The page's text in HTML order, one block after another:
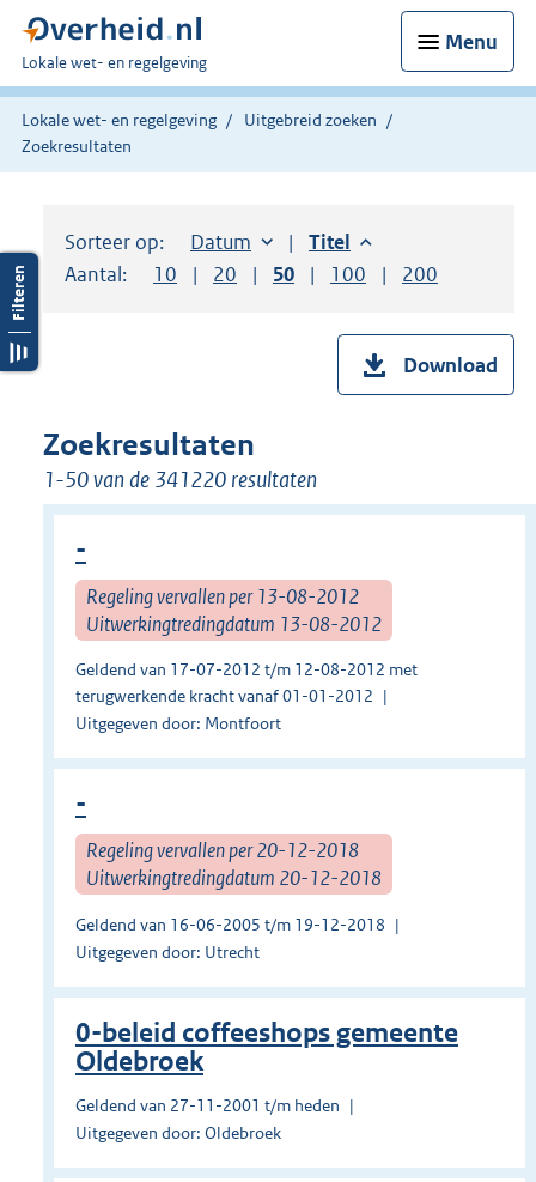
Menu
U
bent
hier:
Lokale wet- en regelgeving
Lokale wet- en regelgeving
Uitgebreid zoeken
Zoekresultaten
Sorteer op: Sorteer op:
Datum aflopendSorteer op:
Titel aflopend
Aantal:
Toon
10 resultaten per pagina
Toon
20 resultaten per pagina
Toon
50 resultaten per pagina
Toon
100 resultaten per
Toon
200
Download
Zoekresultaten
1-50 van de 341220 resultaten
-
Regeling vervallen per 13-08-2012
Uitwerkingtredingdatum 13-08-2012
Geldend van 17-07-2012 t/m 12-08-2012 met
terugwerkende kracht vanaf 01-01-2012
Uitgegeven door: Montfoort
-
Regeling vervallen per 20-12-2018
Uitwerkingtredingdatum 20-12-2018
Geldend van 16-06-2005 t/m 19-12-2018
Uitgegeven door: Utrecht
0-beleid coffeeshops gemeente
Oldebroek
Geldend van 27-11-2001 t/m heden
Uitgegeven door: Oldebroek